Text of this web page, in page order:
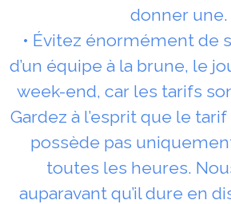
donner une.
• Évitez énormément de
d’un équipe à la brune, le
week-end, car les tarifs
Gardez à l’esprit que le
possède pas
toutes les heures.
auparavant qu’il dure en